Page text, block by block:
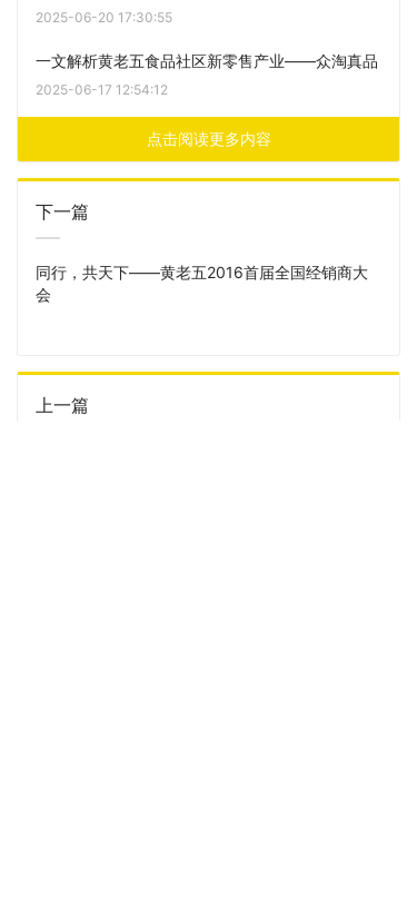
2025-06-20 17:30:55
一文解析黄老五食品社区新零售产业——众淘真品
2025-06-17 12:54:12
点击阅读更多内容
下一篇
同行，共天下——黄老五2016首届全国经销商大
会
上一篇